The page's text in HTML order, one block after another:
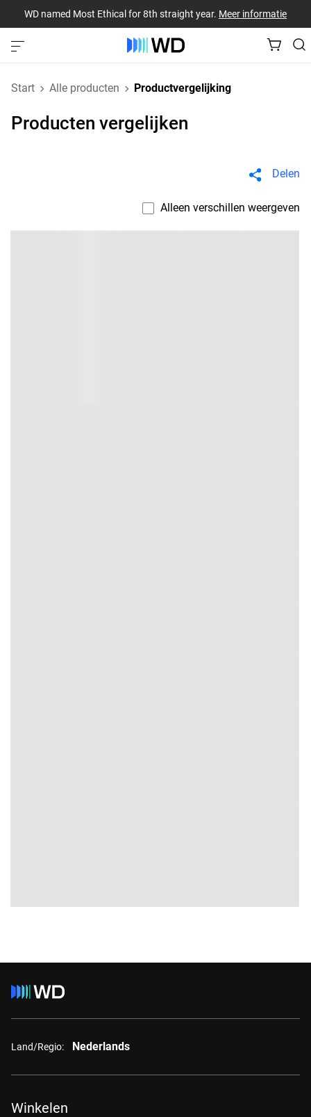
WD named Most Ethical for 8th straight year. Meer informatie
Start Alle producten Productvergelijking
Producten vergelijken
Delen
Alleen verschillen weergeven
Land/Regio: Nederlands
Winkelen